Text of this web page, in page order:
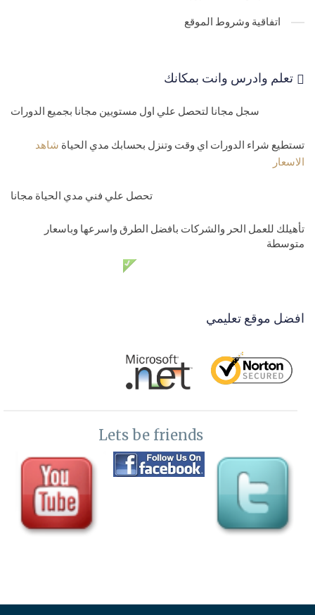
اتفاقية وشروط الموقع
تعلم وادرس وانت بمكانك
سجل مجانا لتحصل علي اول مستويين مجانا بجميع الدورات
تستطيع شراء الدورات اي وقت وتنزل بحسابك مدي الحياة شاهد
الاسعار
تحصل علي فني مدي الحياة مجانا
تأهيلك للعمل الحر والشركات بافضل الطرق واسرعها وباسعار
متوسطة
افضل موقع تعليمي
Lets be friends